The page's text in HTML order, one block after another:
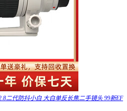
二代防抖小白 大白单反长焦二手镜头 99新EF